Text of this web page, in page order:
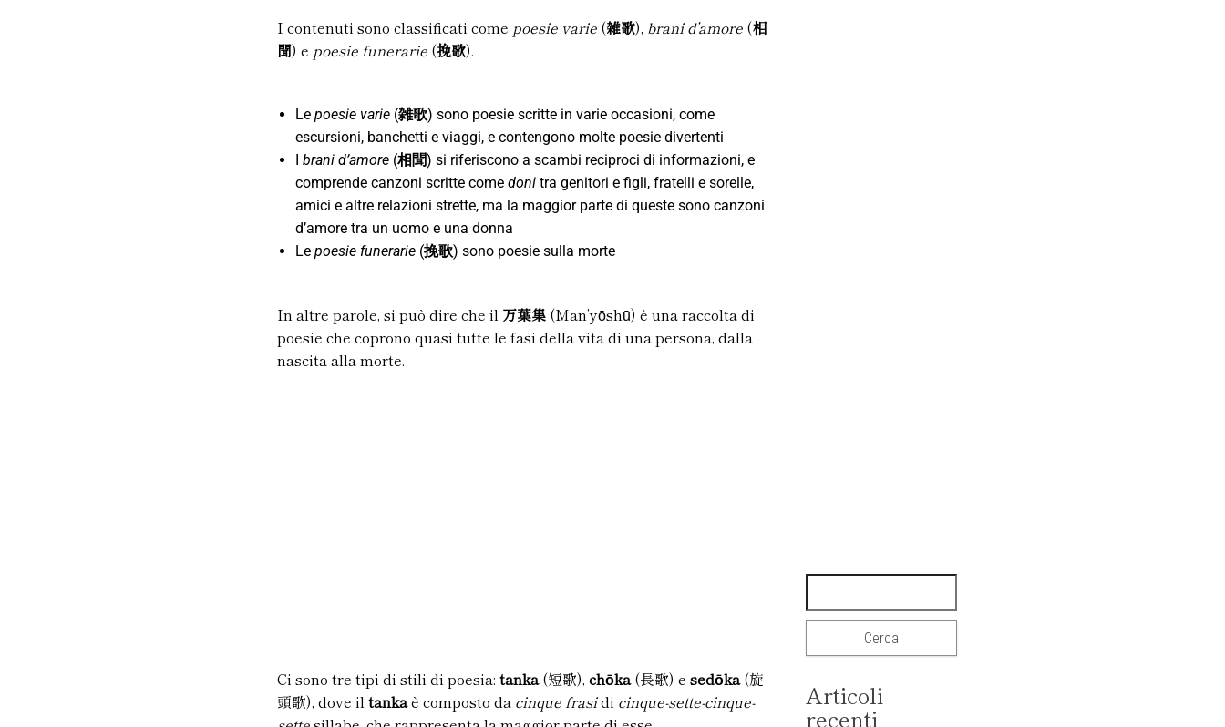
I contenuti sono classificati come poesie varie(雑歌), brani d’amore(相
聞) e poesie funerarie(挽歌).
Le poesie varie(雑歌) sono poesie scritte in varie occasioni, come
escursioni, banchetti e viaggi, e contengono molte poesie divertenti
I brani d’amore(相聞) si riferiscono a scambi reciproci di informazioni, e
comprende canzoni scritte come doni tra genitori e figli, fratelli e sorelle,
amici e altre relazioni strette, ma la maggior parte di queste sono canzoni
d’amore tra un uomo e una donna
Le poesie funerarie(挽歌) sono poesie sulla morte
In altre parole, si può dire che il 万葉集 (Man’yōshū) è una raccolta di
poesie che coprono quasi tutte le fasi della vita di una persona, dalla
nascita alla morte.
Ci sono tre tipi di stili di poesia: tanka(短歌), chōka(長歌) e sedōka(旋
頭歌), dove il tankaè composto da cinque frasidi cinque-sette-cinque-
Articoli
recenti